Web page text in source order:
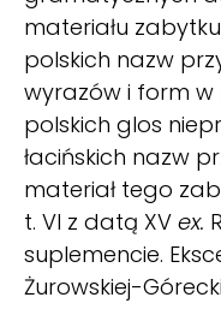
materiału
polskich nazw
wyrazów i form w
polskich glos
łacińskich nazw
materiał tego
t. VI z datą XV ex.
suplemencie.
Żurowskiej-